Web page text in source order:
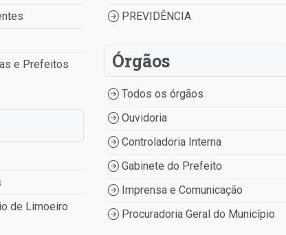
e Prefeitos
de Limoeiro
PREVIDÊNCIA
Órgãos
Todos os órgãos
Ouvidoria
Controladoria Interna
Gabinete do Prefeito
Imprensa e Comunicação
Procuradoria Geral do Município